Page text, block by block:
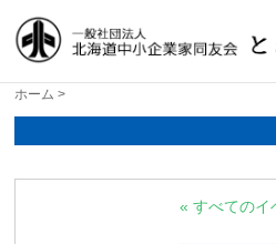
北海道中小企
かち
良い会社、良い経営者、よ
ホーム >
« すべてのイ